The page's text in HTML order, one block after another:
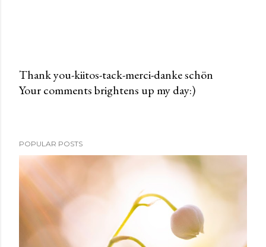
P
a
C
o
m
Thank you-kiitos-tack-merci-danke schön
Your comments brightens up my day:)
POPULAR POSTS